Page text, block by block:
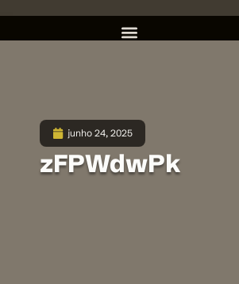
junho 24, 2025
zFPWdwPk